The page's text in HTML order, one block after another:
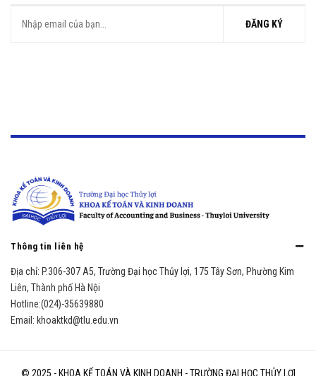
ĐĂNG KÝ
Thông tin liên hệ
Địa chỉ: P.306-307 A5, Trường Đại học Thủy lợi, 175 Tây Sơn, Phường Kim
Liên, Thành phố Hà Nội
Hotline:(024)-35639880
Email: khoaktkd@tlu.edu.vn
© 2025 - KHOA KẾ TOÁN VÀ KINH DOANH - TRƯỜNG ĐẠI HỌC THỦY LỢI